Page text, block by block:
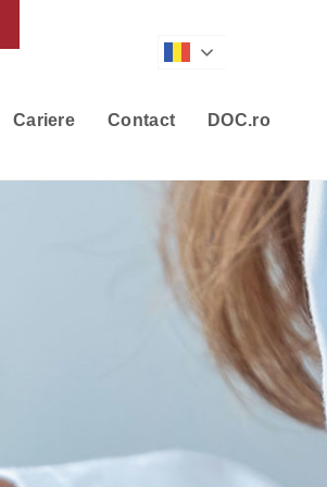
Cariere Contact DOC.ro
Romanian